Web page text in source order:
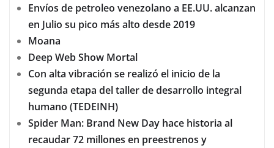
Envíos de petroleo venezolano a EE.UU. alcanzan
en Julio su pico más alto desde 2019
Moana
Deep Web Show Mortal
Con alta vibración se realizó el inicio de la
segunda etapa del taller de desarrollo integral
humano (TEDEINH)
Spider Man: Brand New Day hace historia al
recaudar 72 millones en preestrenos y